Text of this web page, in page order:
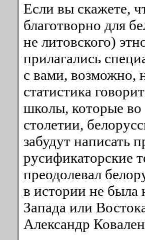
Если вы скажете,
благотворно для
не литовского)
прилагались
с вами, возможно,
статистика
школы, которые во
столетии,
забудут написать
русификаторские
преодолевал
в истории не была
Запада или
Александр